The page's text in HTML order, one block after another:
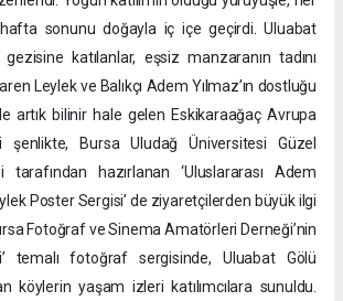
sonunu doğayla iç içe geçirdi. Uluabat
gezisine katılanlar, eşsiz manzaranın tadını
Leylek ve Balıkçı Adem Yılmaz’ın dostluğu
artık bilinir hale gelen Eskikaraağaç Avrupa
şenlikte, Bursa Uludağ Üniversitesi Güzel
tarafından hazırlanan ‘Uluslararası Adem
Poster Sergisi’ de ziyaretçilerden büyük ilgi
Fotoğraf ve Sinema Amatörleri Derneği’nin
temalı fotoğraf sergisinde, Uluabat Gölü
köylerin yaşam izleri katılımcılara sunuldu.